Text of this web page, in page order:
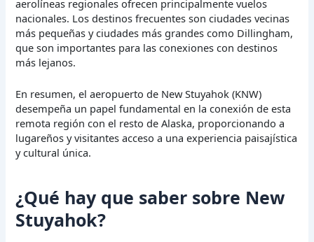
aerolíneas regionales ofrecen principalmente vuelos
nacionales. Los destinos frecuentes son ciudades vecinas
más pequeñas y ciudades más grandes como Dillingham,
que son importantes para las conexiones con destinos
más lejanos.
En resumen, el aeropuerto de New Stuyahok (KNW)
desempeña un papel fundamental en la conexión de esta
remota región con el resto de Alaska, proporcionando a
lugareños y visitantes acceso a una experiencia paisajística
y cultural única.
¿Qué hay que saber sobre New
Stuyahok?